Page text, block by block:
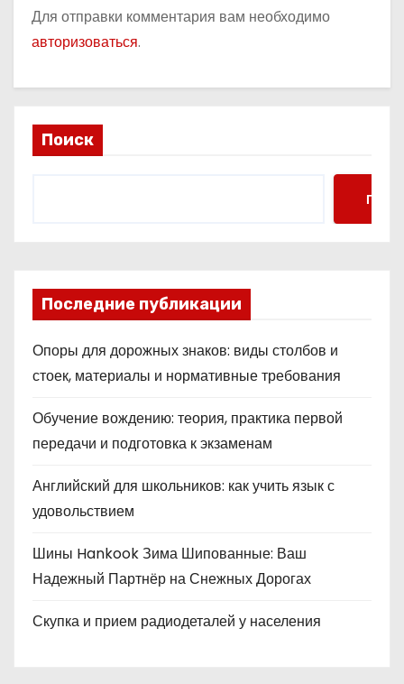
Для отправки комментария вам необходимо
авторизоваться.
Поиск
Поиск
Последние публикации
Опоры для дорожных знаков: виды столбов и
стоек, материалы и нормативные требования
Обучение вождению: теория, практика первой
передачи и подготовка к экзаменам
Английский для школьников: как учить язык с
удовольствием
Шины Hankook Зима Шипованные: Ваш
Надежный Партнёр на Снежных Дорогах
Скупка и прием радиодеталей у населения